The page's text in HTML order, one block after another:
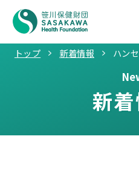
トップ 新着情報 ハン
新